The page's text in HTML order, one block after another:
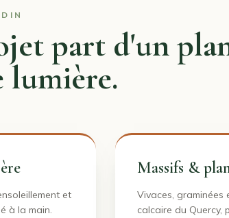
part d'un
lumière.
et
à la main.
Massifs &
Vivaces,
calcaire du Quercy,